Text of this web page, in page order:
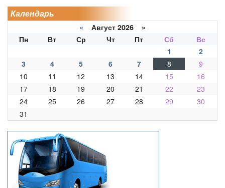
Календарь
« Август 2026 »
Пн
Вт Ср Чт Пт Сб
Вс
1
2
3
4 5 6 7 8
9
10
11 12 13 14 15
16
17
18 19 20 21 22
23
24
25 26 27 28 29
30
31